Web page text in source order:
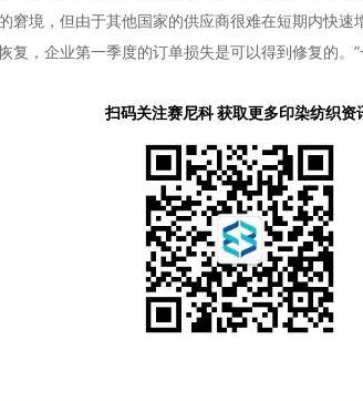
窘境，但由于其他国家的供应商很难在短期内快
，企业第一季度的订单损失是可以得到修复的。”
扫码关注赛尼科 获取更多印染纺织资